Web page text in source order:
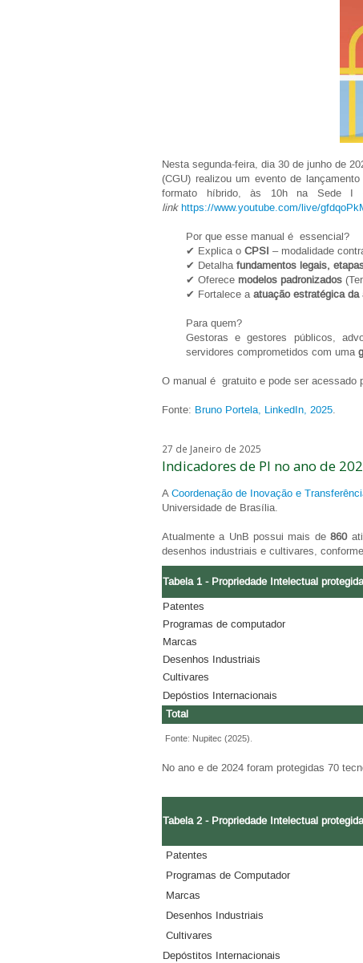
Nesta segunda-feira, dia 30 de junho de
(CGU) realizou um evento de
formato híbrido, às 10h na Sede I
link https://www.youtube.com/live/
Por que esse manual é essencial?
✔ Explica o CPSI – modalidade
✔ Detalhafundamentos legais,
✔ Oferece modelos padronizados
✔ Fortalece aatuação estratégica
Para quem?
Gestoras e gestores públicos,
servidores comprometidos com uma
O manual é gratuito e pode ser acessado
Fonte: Bruno Portela, LinkedIn, 2025.
27 de Janeiro de 2025
Indicadores de PI no ano de
ACoordenação de Inovação e
Universidade de Brasília.
Atualmente a UnB possui mais de860
desenhos industriais e cultivares,
Tabela 1 - Propriedade Intelectual
Patentes
Programas de computador
Marcas
Desenhos Industriais
Cultivares
Depóstios Internacionais
Total
Fonte: Nupitec (2025).
No ano e de 2024 foram protegidas 70
Tabela 2 - Propriedade Intelectual
Patentes
Programas de Computador
Marcas
Desenhos Industriais
Cultivares
Depóstitos Internacionais